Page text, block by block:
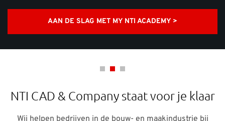
Contact: +31 88 494 6666 Support: +31 88 494 66 71 E-
Nederland NTI Group Brasil Danmark
Deutschland France España Ireland
Ísland
het ontwikkelen van optimale, rendabele en
duurzame ontwerpen in een steeds uitdagendere